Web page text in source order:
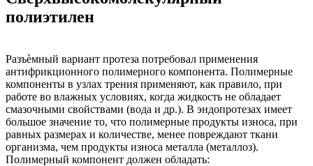
полиэтилен
Разъѐмный вариант протеза потребовал применения
антифрикционного полимерного компонента. Полимерные
компоненты в узлах трения применяют, как правило, при
работе во влажных условиях, когда жидкость не обладает
смазочными свойствами (вода и др.). В эндопротезах имеет
большое значение то, что полимерные продукты износа, при
равных размерах и количестве, менее повреждают ткани
организма, чем продукты износа металла (металлоз).
Полимерный компонент должен обладать: